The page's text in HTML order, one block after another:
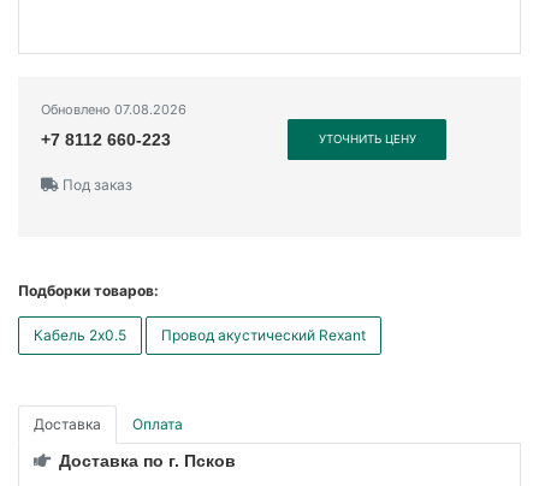
Обновлено 07.08.2026
+7 8112 660-223 УТОЧНИТЬ ЦЕНУ
Под заказ
Подборки товаров:
Кабель 2x0.5 Провод акустический Rexant
Доставка Оплата
Доставка по г. Псков